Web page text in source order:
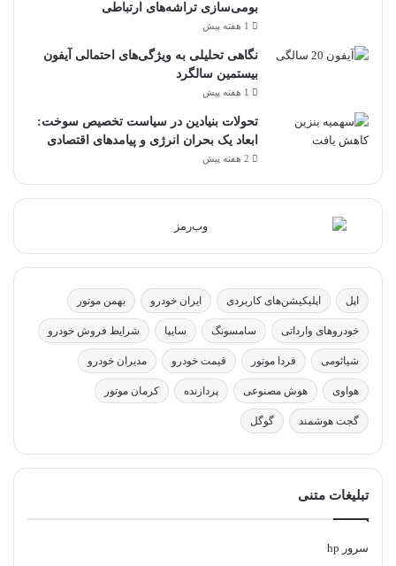
بومی‌سازی تراشه‌های ارتباطی
1 هفته پیش
نگاهی تحلیلی به ویژگی‌های احتمالی آیفون
بیستمین سالگرد
1 هفته پیش
تحولات بنیادین در سیاست تخصیص سوخت:
ابعاد یک بحران انرژی و پیامدهای اقتصادی
2 هفته پیش
اپل اپلیکیشن‌های کاربردی ایران خودرو بهمن موتور
خودروهای وارداتی سامسونگ سایپا شرایط فروش خودرو
شیائومی فردا موتور قیمت خودرو مدیران خودرو
هواوی هوش مصنوعی پردازنده کرمان موتور
گجت هوشمند گوگل
تبلیغات متنی
سرور hp